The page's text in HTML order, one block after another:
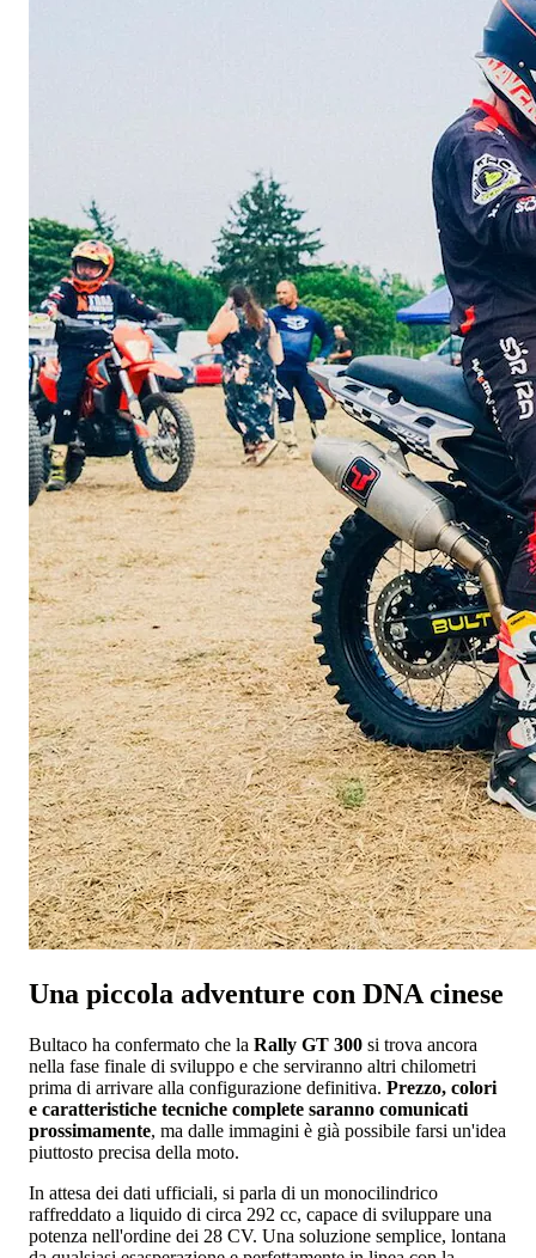
Una piccola adventure con DNA cinese
Bultaco ha confermato che la Rally GT 300 si trova ancora
nella fase finale di sviluppo e che serviranno altri chilometri
prima di arrivare alla configurazione definitiva. Prezzo, colori
e caratteristiche tecniche complete saranno comunicati
prossimamente, ma dalle immagini è già possibile farsi un'idea
piuttosto precisa della moto.
In attesa dei dati ufficiali, si parla di un monocilindrico
raffreddato a liquido di circa 292 cc, capace di sviluppare una
potenza nell'ordine dei 28 CV. Una soluzione semplice, lontana